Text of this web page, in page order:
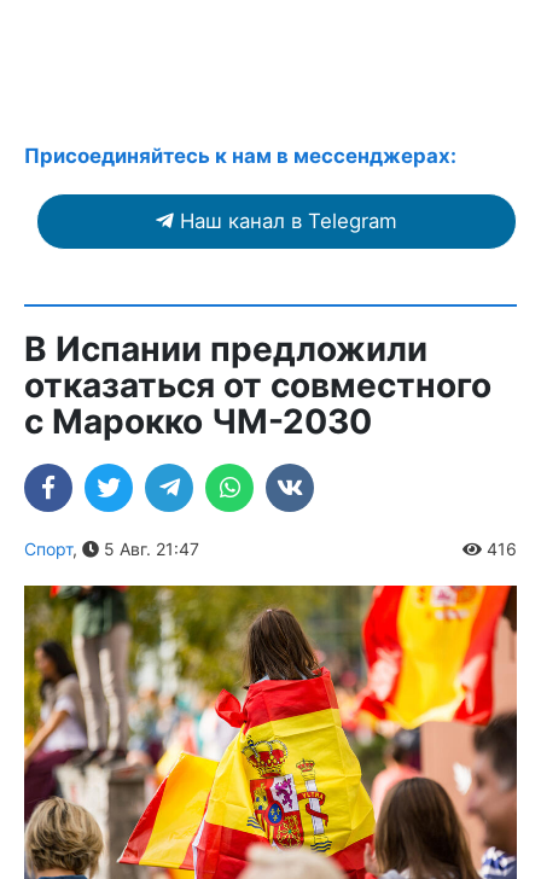
Присоединяйтесь к нам в мессенджерах:
Наш канал в Telegram
В Испании предложили
отказаться от совместного
с Марокко ЧМ-2030
Спорт, 5 Авг. 21:47 416